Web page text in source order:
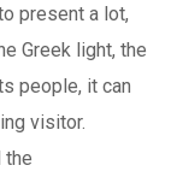
present a lot,
Greek light, the
people, it can
visitor.
the